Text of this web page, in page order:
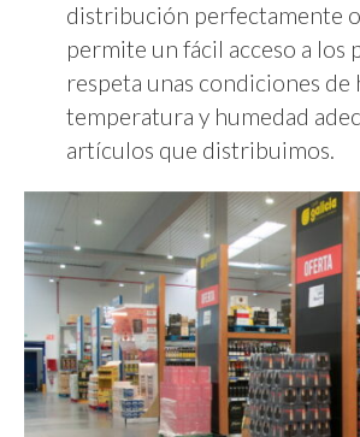
distribución perfectamente
permite un fácil acceso a los
respeta unas condiciones de
temperatura y humedad
artículos que distribuimos.